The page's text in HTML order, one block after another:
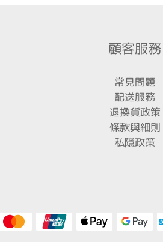
顧客服務
常見問題
配送服務
退換貨政策
條款與細則
私隱政策